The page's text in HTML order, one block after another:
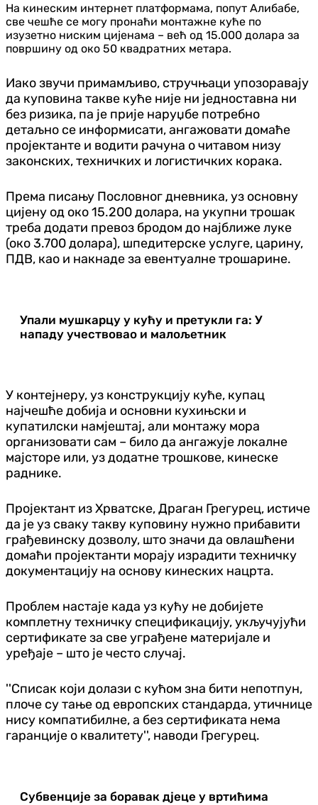
На кинеским интернет платформама, попут Алибабе,
све чешће се могу пронаћи монтажне куће по
изузетно ниским цијенама – већ од 15.000 долара за
површину од око 50 квадратних метара.
Иако звучи примамљиво, стручњаци упозоравају
да куповина такве куће није ни једноставна ни
без ризика, па је прије наруџбе потребно
детаљно се информисати, ангажовати домаће
пројектанте и водити рачуна о читавом низу
законских, техничких и логистичких корака.
Према писању Пословног дневника, уз основну
цијену од око 15.200 долара, на укупни трошак
треба додати превоз бродом до најближе луке
(око 3.700 долара), шпедитерске услуге, царину,
ПДВ, као и накнаде за евентуалне трошарине.
Упали мушкарцу у кућу и претукли га: У
нападу учествовао и малољетник
У контејнеру, уз конструкцију куће, купац
најчешће добија и основни кухињски и
купатилски намјештај, али монтажу мора
организовати сам – било да ангажује локалне
мајсторе или, уз додатне трошкове, кинеске
раднике.
Пројектант из Хрватске, Драган Грегурец, истиче
да је уз сваку такву куповину нужно прибавити
грађевинску дозволу, што значи да овлашћени
домаћи пројектанти морају израдити техничку
документацију на основу кинеских нацрта.
Проблем настаје када уз кућу не добијете
комплетну техничку спецификацију, укључујући
сертификате за све уграђене материјале и
уређаје – што је често случај.
''Списак који долази с кућом зна бити непотпун,
плоче су тање од европских стандарда, утичнице
нису компатибилне, а без сертификата нема
гаранције о квалитету'', наводи Грегурец.
Субвенције за боравак дјеце у вртићима